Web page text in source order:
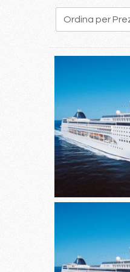
231 232